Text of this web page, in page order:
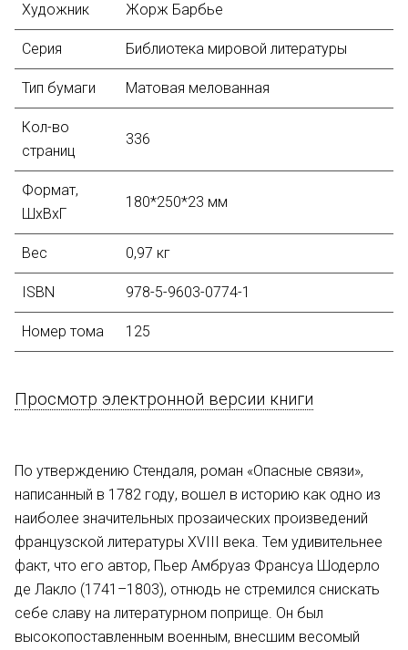
Художник Жорж Барбье
Серия Библиотека мировой литературы
Тип бумаги Матовая мелованная
Кол-во
страниц
336
Формат,
ШхВхГ
180*250*23 мм
Вес 0,97 кг
ISBN 978-5-9603-0774-1
Номер тома 125
Просмотр электронной версии книги
По утверждению Стендаля, роман «Опасные связи»,
написанный в 1782 году, вошел в историю как одно из
наиболее значительных прозаических произведений
французской литературы XVIII века. Тем удивительнее
факт, что его автор, Пьер Амбруаз Франсуа Шодерло
де Лакло (1741–1803), отнюдь не стремился снискать
себе славу на литературном поприще. Он был
высокопоставленным военным, внесшим весомый